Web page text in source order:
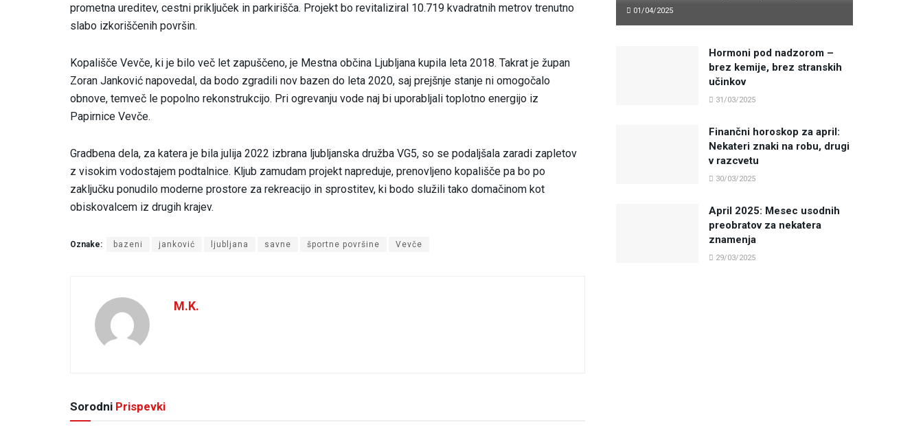
prometna ureditev, cestni priključek in parkirišča. Projekt bo revitaliziral 10.719 kvadratnih metrov trenutno
slabo izkoriščenih površin.
Kopališče Vevče, ki je bilo več let zapuščeno, je Mestna občina Ljubljana kupila leta 2018. Takrat je župan
Zoran Janković napovedal, da bodo zgradili nov bazen do leta 2020, saj prejšnje stanje ni omogočalo
obnove, temveč le popolno rekonstrukcijo. Pri ogrevanju vode naj bi uporabljali toplotno energijo iz
Papirnice Vevče.
Gradbena dela, za katera je bila julija 2022 izbrana ljubljanska družba VG5, so se podaljšala zaradi zapletov
z visokim vodostajem podtalnice. Kljub zamudam projekt napreduje, prenovljeno kopališče pa bo po
zaključku ponudilo moderne prostore za rekreacijo in sprostitev, ki bodo služili tako domačinom kot
obiskovalcem iz drugih krajev.
Oznake: bazeni janković ljubljana savne športne površine Vevče
M.K.
Sorodni Prispevki
01/04/2025
Hormoni pod nadzorom –
brez kemije, brez stranskih
učinkov
31/03/2025
Finančni horoskop za april:
Nekateri znaki na robu, drugi
v razcvetu
30/03/2025
April 2025: Mesec usodnih
preobratov za nekatera
znamenja
29/03/2025